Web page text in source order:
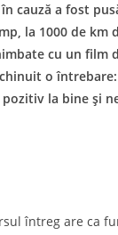
cauză a fost
la 1000 de km
cu un film
o
la bine şi
întreg are ca